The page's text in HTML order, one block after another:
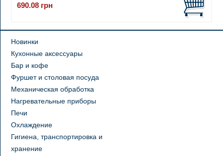
690.08 грн
Новинки
Кухонные аксессуары
Бар и кофе
Фуршет и столовая посуда
Механическая обработка
Нагревательные приборы
Печи
Охлаждение
Гигиена, транспортировка и
хранение